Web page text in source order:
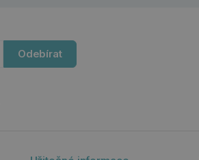
Odebírat